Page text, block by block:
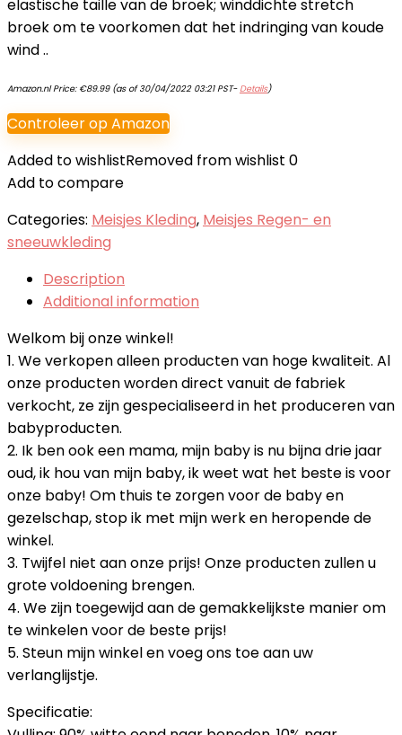
elastische taille van de broek; winddichte stretch
broek om te voorkomen dat het indringing van koude
wind ..
Amazon.nl Price: €89.99(as of 30/04/2022 03:21 PST- Details)
Controleer op Amazon
Added to wishlistRemoved from wishlist 0
Add to compare
Categories: Meisjes Kleding, Meisjes Regen- en
sneeuwkleding
Description
Additional information
Welkom bij onze winkel!
1. We verkopen alleen producten van hoge kwaliteit. Al
onze producten worden direct vanuit de fabriek
verkocht, ze zijn gespecialiseerd in het produceren van
babyproducten.
2. Ik ben ook een mama, mijn baby is nu bijna drie jaar
oud, ik hou van mijn baby, ik weet wat het beste is voor
onze baby! Om thuis te zorgen voor de baby en
gezelschap, stop ik met mijn werk en heropende de
winkel.
3. Twijfel niet aan onze prijs! Onze producten zullen u
grote voldoening brengen.
4. We zijn toegewijd aan de gemakkelijkste manier om
te winkelen voor de beste prijs!
5. Steun mijn winkel en voeg ons toe aan uw
verlanglijstje.
Specificatie: